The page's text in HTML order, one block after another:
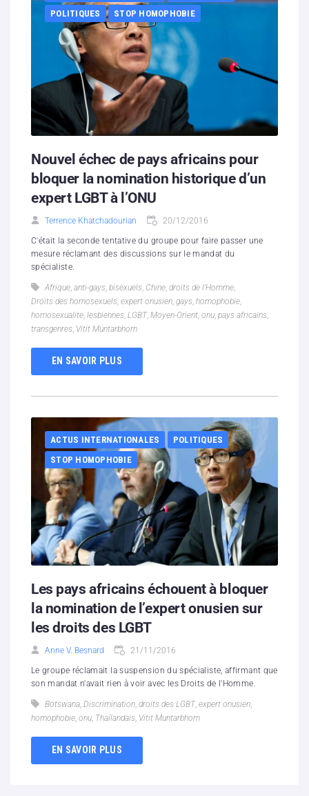
Partenaires
Hébergement solidaire
POLITIQUES
STOP HOMOPHOBIE
Nouvel échec de pays africains pour
bloquer la nomination historique d’un
expert LGBT à l’ONU
Terrence Khatchadourian 20/12/2016
C'était la seconde tentative du groupe pour faire passer une
mesure réclamant des discussions sur le mandat du
spécialiste.
Afrique, anti-gays, bisexuels, Chine, droits de l'Homme,
Droits des homosexuels, expert onusien, gays, homophobie,
homosexualite, lesbiennes, LGBT, Moyen-Orient, onu, pays africains,
transgenres, Vitit Muntarbhorn
EN SAVOIR PLUS
ACTUS INTERNATIONALES
POLITIQUES
STOP HOMOPHOBIE
Les pays africains échouent à bloquer
la nomination de l’expert onusien sur
les droits des LGBT
Anne V. Besnard 21/11/2016
Le groupe réclamait la suspension du spécialiste, affirmant que
son mandat n'avait rien à voir avec les Droits de l'Homme.
Botswana Discrimination droits des LGBT, expert onusien
homophobie onu Thaïlandais Vitit Muntarbhorn
EN SAVOIR PLUS